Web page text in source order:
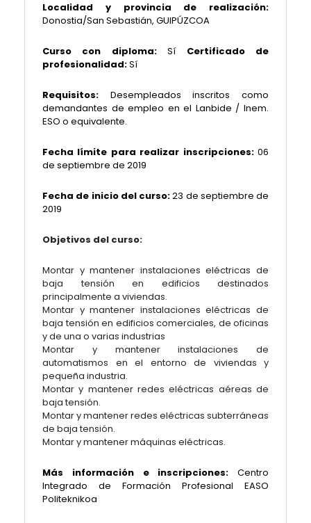
Localidad y provincia de realización:
Donostia/San Sebastián, GUIPÚZCOA
Curso con diploma:Sí Certificado de
profesionalidad:Sí
Requisitos: Desempleados inscritos como
demandantes de empleo en el Lanbide / Inem.
ESO o equivalente.
Fecha límite para realizar inscripciones:06
de septiembre de 2019
Fecha de inicio del curso:23 de septiembre de
2019
Objetivos del curso:
Montar y mantener instalaciones eléctricas de
baja tensión en edificios destinados
principalmente a viviendas.
Montar y mantener instalaciones eléctricas de
baja tensión en edificios comerciales, de oficinas
y de una o varias industrias
Montar y mantener instalaciones de
automatismos en el entorno de viviendas y
pequeña industria.
Montar y mantener redes eléctricas aéreas de
baja tensión.
Montar y mantener redes eléctricas subterráneas
de baja tensión.
Montar y mantener máquinas eléctricas.
Más información e inscripciones: Centro
Integrado de Formación Profesional EASO
Politeknikoa